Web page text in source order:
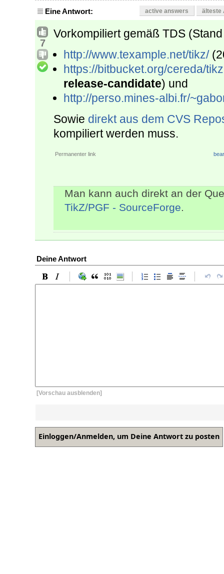
Eine Antwort: active answers älteste
7
Vorkompiliert gemäß TDS
http://www.texample.net/tikz/
https://bitbucket.org/cereda/
release-candidate) und
http://perso.mines-albi.fr/
Sowie direkt aus dem CVS
kompiliert werden muss.
Permanenter link
Man kann auch direkt an der
TikZ/PGF - SourceForge.
Deine Antwort
[Vorschau ausblenden]